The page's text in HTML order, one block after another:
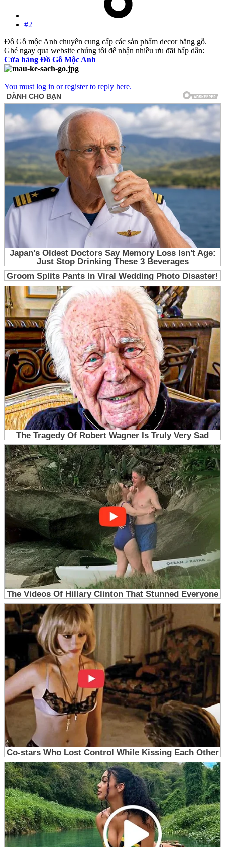
#2
Đồ Gỗ mộc Anh chuyên cung cấp các sản phẩm decor bằng gỗ.
Ghé ngay qua website chúng tôi để nhận nhiều ưu đãi hấp dẫn:
Cửa hàng Đồ Gỗ Mộc Anh
You must log in or register to reply here.